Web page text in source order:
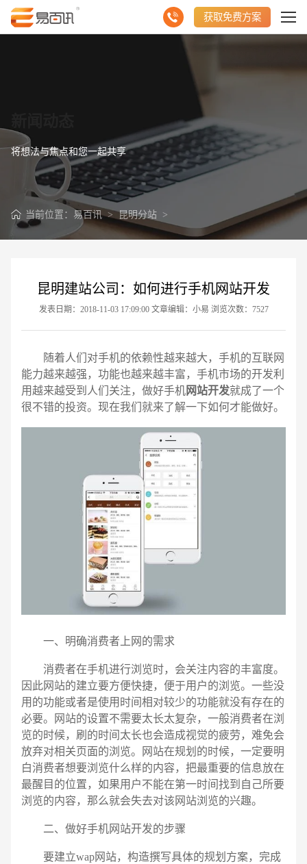
获取免费方案
将想法与焦点和您一起共享
当前位置： 易百讯>昆明分站>
昆明建站公司：如何进行手机网站开发
发表日期：2018-11-03 17:09:00 文章编辑：小易 浏览次数：7527
随着人们对手机的依赖性越来越大，手机的互联网
能力越来越强，功能也越来越丰富，手机市场的开发利
用越来越受到人们关注，做好手机网站开发就成了一个
很不错的投资。现在我们就来了解一下如何才能做好。
一、明确消费者上网的需求
消费者在手机进行浏览时，会关注内容的丰富度。
因此网站的建立要方便快捷，便于用户的浏览。一些没
用的功能或者是使用时间相对较少的功能就没有存在的
必要。网站的设置不需要太长太复杂，一般消费者在浏
览的时候，刷的时间太长也会造成视觉的疲劳，难免会
放弃对相关页面的浏览。网站在规划的时候，一定要明
白消费者想要浏览什么样的内容，把最重要的信息放在
最醒目的位置，如果用户不能在第一时间找到自己所要
浏览的内容，那么就会失去对该网站浏览的兴趣。
二、做好手机网站开发的步骤
要建立wap网站，构造撰写具体的规划方案，完成
请输入您的公司名称